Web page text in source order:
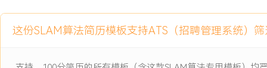
新奖。
这份SLAM算法简历模板支持ATS（招聘管理系统）